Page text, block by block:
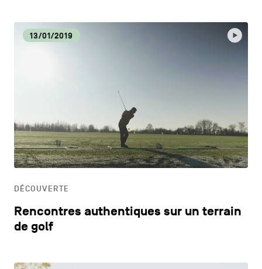
13/01/2019
DÉCOUVERTE
Rencontres authentiques sur un terrain
de golf